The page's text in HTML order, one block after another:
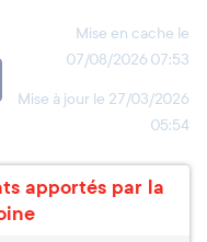
Mise en cache le
07/08/2026 07:53
Mise à jour le 27/03/2026
05:54
apportés par la